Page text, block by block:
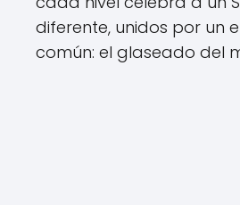
diferente, unidos por un
común: el glaseado del